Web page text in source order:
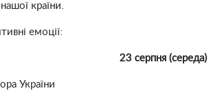
країни.
емоції:
23 серпня (середа)
України